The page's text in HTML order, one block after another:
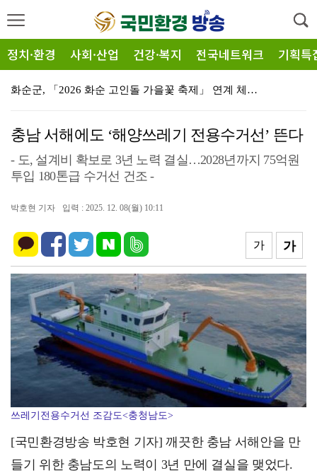
정치·환경 사회·산업 건강·복지 전국네트워크 기획특
화순군, 「2026 화순 고인돌 가을꽃 축제」 연계 체…
민형배 시장, 양식어류 긴급 방류 확대 건의…추가 물량…
충남에 ‘중부권 마른김 물류허브’ 들어선다
해양수산부 신청사, 부산시 동구의 북항 1단계 재개발 …
중국 청소년 수학여행단 700여 명 유치
동부지방산림청, 산불진화자원 활용 폭염 피해 예방 총력…
다누리, 달 궤도에서인공물 충돌 전후 포착
충남 서해에도 ‘해양쓰레기 전용수거선’ 뜬다
- 도, 설계비 확보로 3년 노력 결실…2028년까지 75억원
투입 180톤급 수거선 건조 -
박호현 기자 입력 : 2025. 12. 08(월) 10:11
가
가
쓰레기전용수거선 조감도<충청남도>
[국민환경방송 박호현 기자] 깨끗한 충남 서해안을 만
들기 위한 충남도의 노력이 3년 만에 결실을 맺었다.